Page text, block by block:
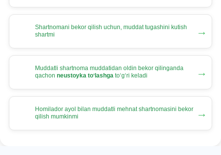
Shartnomani bekor qilish uchun, muddat tugashini kutish
shartmi
→
Muddatli shartnoma muddatidan oldin bekor qilinganda
qachon neustoyka toʻlashga toʻgʻri keladi →
Homilador ayol bilan muddatli mehnat shartnomasini bekor
qilish mumkinmi
→